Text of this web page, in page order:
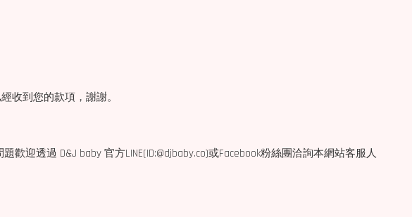
收到您的款項，謝謝。
迎透過 D&J baby 官方LINE(ID:@djbaby.co)或Facebook粉絲團洽詢本網站客服人